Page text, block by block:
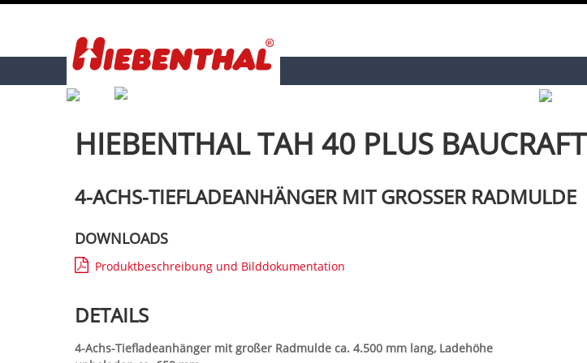
HIEBENTHAL TAH 40 PLUS BAUCRAFT
4-ACHS-TIEFLADEANHÄNGER MIT GROSSER RADMULDE
DOWNLOADS
Produktbeschreibung und Bilddokumentation
DETAILS
4-Achs-Tiefladeanhänger mit großer Radmulde ca. 4.500 mm lang, Ladehöhe